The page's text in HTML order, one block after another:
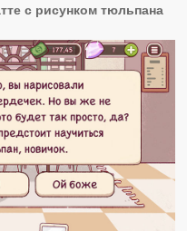
с рисунком тюльпана